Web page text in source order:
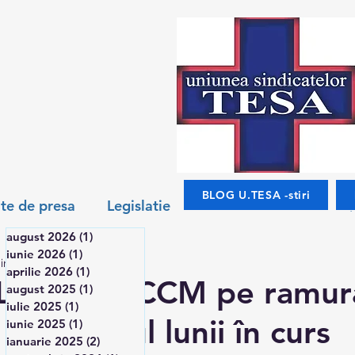
BLOG U.TESA -stiri
de presa Legislatie
Salarizare
: Nou CCM pe
sfarșitul lunii în curs
de citit
august 2026 (1)
iunie 2026 (1)
aprilie 2026 (1)
august 2025 (1) 1 postare
iulie 2025 (1)
iunie 2025 (1)
ianuarie 2025 (2) 2 postări